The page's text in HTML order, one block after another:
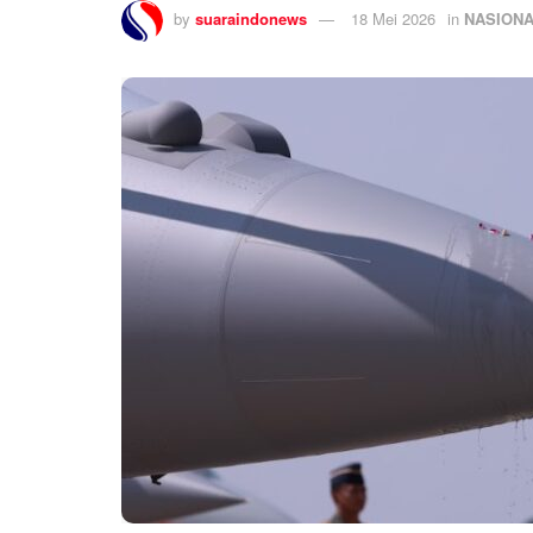
by suaraindonews 18 Mei 2026 in